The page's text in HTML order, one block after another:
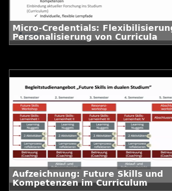
Micro-Credentials:
Personalisierung von Curricula
Aufzeichnung: Future Skills und
Kompetenzen im Curriculum